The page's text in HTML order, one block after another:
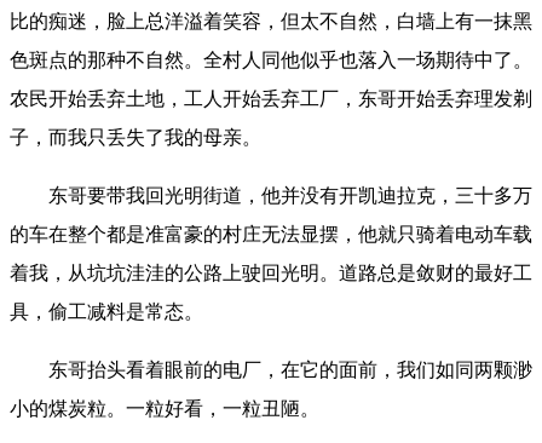
比的痴迷，脸上总洋溢着笑容，但太不自然，白墙上有一抹黑
色斑点的那种不自然。全村人同他似乎也落入一场期待中了。
农民开始丢弃土地，工人开始丢弃工厂，东哥开始丢弃理发剃
子，而我只丢失了我的母亲。
东哥要带我回光明街道，他并没有开凯迪拉克，三十多万
的车在整个都是准富豪的村庄无法显摆，他就只骑着电动车载
着我，从坑坑洼洼的公路上驶回光明。道路总是敛财的最好工
具，偷工减料是常态。
东哥抬头看着眼前的电厂，在它的面前，我们如同两颗渺
小的煤炭粒。一粒好看，一粒丑陋。